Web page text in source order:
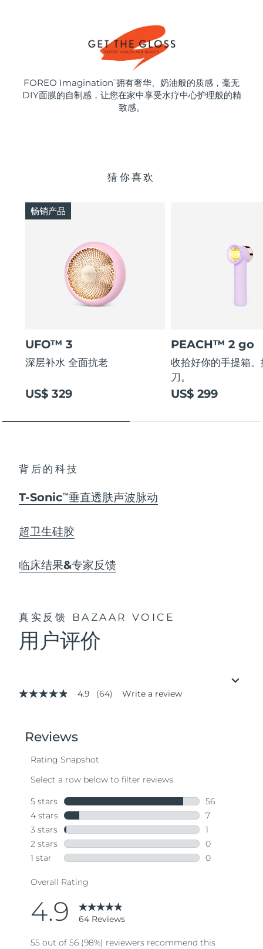
FOREO Imagination ™ 拥有奢华、奶油般的质感，毫无
DIY面膜的自制感，让您在家中享受水疗中心护理般的精
致感。
猜你喜欢
UFO™ 3
深层补水 全面抗老
US$ 329
畅销产品
PEACH™ 2 go
收拾好你的手提箱
刀。
US$ 299
背后的科技
T-SonicTM 垂直透肤声波脉动
超卫生硅胶
临床结果&专家反馈
真实反馈 BAZAAR VOICE
用户评价
4.9
stars,
average
value.
Same
page
link.
4.9 (64) Write a review